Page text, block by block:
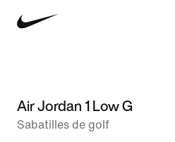
Air Jordan 1 Low G
Sabatilles de golf